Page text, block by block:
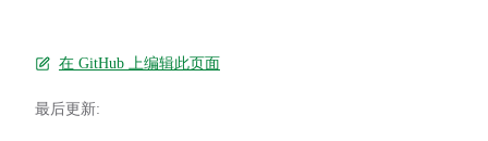
在 GitHub 上编辑此页面
最后更新: